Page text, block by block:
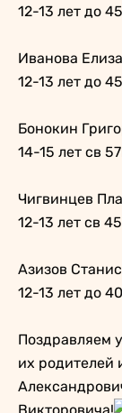
12-13 лет до
Иванова
12-13 лет до
Бонокин
14-15 лет св
Чигвинцев
12-13 лет св
Азизов
12-13 лет до
Поздравляем
их родителей